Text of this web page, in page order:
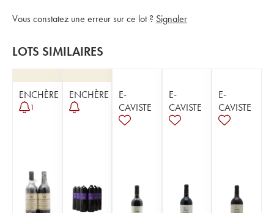
Vous constatez une erreur sur ce lot ? Signaler
LOTS SIMILAIRES
ENCHÈRE
1
ENCHÈRE
E-
CAVISTE
E-
CAVISTE
E-
CAVISTE